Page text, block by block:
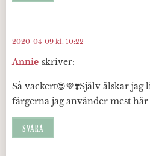
Annie skriver:
2020-04-09 kl. 10:22
Så vackert😍💜❣️Själv älskar jag
färgerna jag använder mest här
SVARA